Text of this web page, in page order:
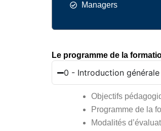
Managers
Le programme de la
0 - Introduction générale
Objectifs
Programme de la
Modalités